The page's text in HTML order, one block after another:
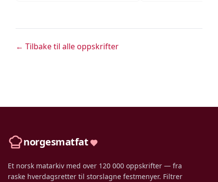
← Tilbake til alle oppskrifter
norgesmatfat
Et norsk matarkiv med over 120 000 oppskrifter — fra
raske hverdagsretter til storslagne festmenyer. Filtrer